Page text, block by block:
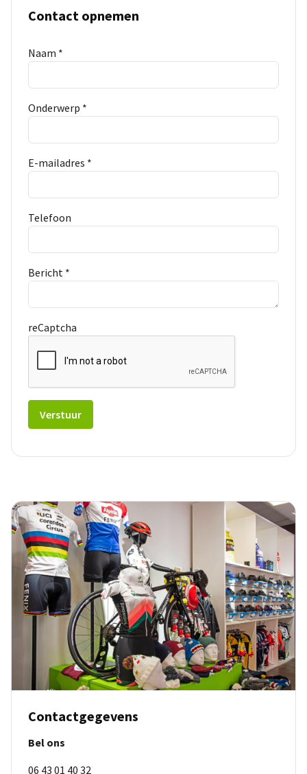
Contact opnemen
Naam *
Onderwerp *
E-mailadres *
Telefoon
Bericht *
reCaptcha
Verstuur
Contactgegevens
Bel ons
06 43 01 40 32